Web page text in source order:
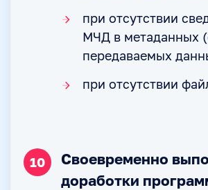
при отсутствии
МЧД в метаданных
передаваемых
при отсутствии
10
Своевременно
доработки